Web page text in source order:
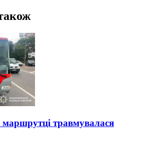
маршрутці травмувалася